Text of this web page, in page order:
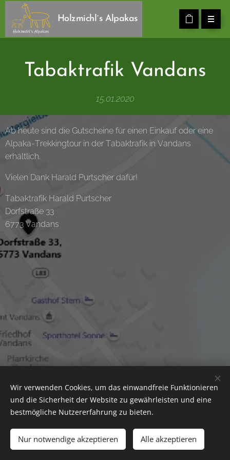
Holzmichl´s Alpakas
Tabaktrafik Vandans
15.01.2020
Ab heute sind die Gutscheine für einen Einkauf oder eine
Alpaka-Trekkingtour in der Tabaktrafik in Vandans
erhältlich.
Vielen Dank Harald Purtscher dafür!
Tabaktrafik Harald Purtscher
Dorfstraße 33
6773 Vandans
Holzmichl's Alpakas 2021 | alle Rechte vorbehalten
Allgemeine Geschäftsbedingungen Cookies
Wir verwenden Cookies, um das einwandfreie Funktionieren
und die Sicherheit der Website zu gewährleisten und eine
bestmögliche Nutzererfahrung zu bieten.
Nur notwendige akzeptieren Alle akzeptieren